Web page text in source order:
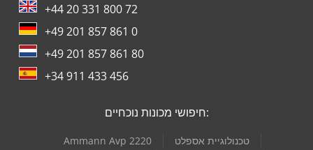
+44 20 331 800 72
+49 201 857 861 0
+49 201 857 861 80
+34 911 433 456
חיפושי מכונות נוכחיים:
Ammann Avp 2220
טכנולוגיית אספלט